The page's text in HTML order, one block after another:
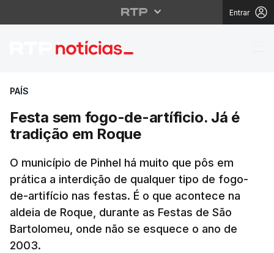
Entrar
Festa sem fogo-de-
PAÍS
Festa sem fogo-de-artíficio. Já é
tradição em Roque
O município de Pinhel há muito que pôs em
prática a interdição de qualquer tipo de fogo-
de-artifício nas festas. É o que acontece na
aldeia de Roque, durante as Festas de São
Bartolomeu, onde não se esquece o ano de
2003.